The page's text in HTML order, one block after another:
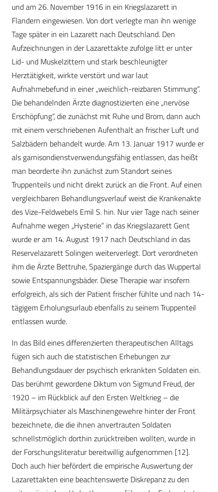
und am 26. November 1916 in ein Kriegslazarett in
Flandern eingewiesen. Von dort verlegte man ihn wenige
Tage später in ein Lazarett nach Deutschland. Den
Aufzeichnungen in der Lazarettakte zufolge litt er unter
Lid- und Muskelzittern und stark beschleunigter
Herztätigkeit, wirkte verstört und war laut
Aufnahmebefund in einer „weichlich-reizbaren Stimmung“.
Die behandelnden Ärzte diagnostizierten eine „nervöse
Erschöpfung“, die zunächst mit Ruhe und Brom, dann auch
mit einem verschriebenen Aufenthalt an frischer Luft und
Salzbädern behandelt wurde. Am 13. Januar 1917 wurde er
als garnisondienstverwendungsfähig entlassen, das heißt
man beorderte ihn zunächst zum Standort seines
Truppenteils und nicht direkt zurück an die Front. Auf einen
vergleichbaren Behandlungsverlauf weist die Krankenakte
des Vize-Feldwebels Emil S. hin. Nur vier Tage nach seiner
Aufnahme wegen „Hysterie“ in das Kriegslazarett Gent
wurde er am 14. August 1917 nach Deutschland in das
Reservelazarett Solingen weiterverlegt. Dort verordneten
ihm die Ärzte Bettruhe, Spaziergänge durch das Wuppertal
sowie Entspannungsbäder. Diese Therapie war insofern
erfolgreich, als sich der Patient frischer fühlte und nach 14-
tägigem Erholungsurlaub ebenfalls zu seinem Truppenteil
entlassen wurde.
In das Bild eines differenzierten therapeutischen Alltags
fügen sich auch die statistischen Erhebungen zur
Behandlungsdauer der psychisch erkrankten Soldaten ein.
Das berühmt gewordene Diktum von Sigmund Freud, der
1920 – im Rückblick auf den Ersten Weltkrieg – die
Militärpsychiater als Maschinengewehre hinter der Front
bezeichnete, die die ihnen anvertrauten Soldaten
schnellstmöglich dorthin zurücktreiben wollten, wurde in
der Forschungsliteratur bereitwillig aufgenommen [12].
Doch auch hier befördert die empirische Auswertung der
Lazarettakten eine beachtenswerte Diskrepanz zu den